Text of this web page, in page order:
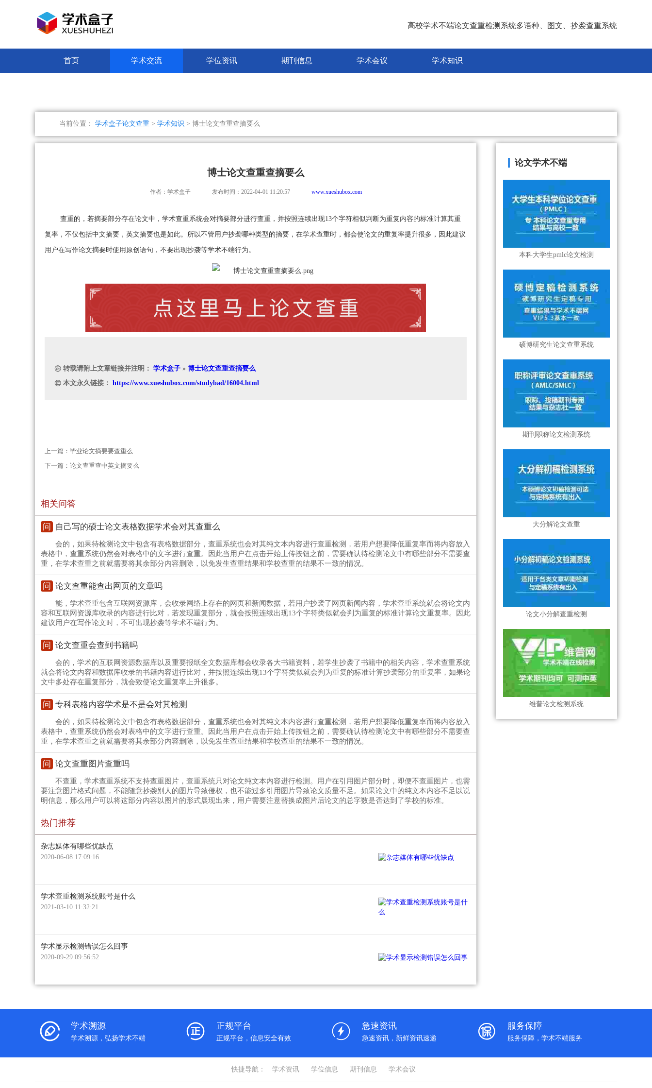
高校学术不端论文查重检测系统多语种、图文、抄袭查重系统
首页 学术交流 学位资讯 期刊信息 学术会议 学术知识
当前位置： 学术盒子论文查重 > 学术知识 > 博士论文查重查摘要么
博士论文查重查摘要么
作者：学术盒子 发布时间：2022-04-01 11:20:57 www.xueshubox.com
查重的，若摘要部分存在论文中，学术查重系统会对摘要部分进行查重，并按照连续出现13个字符相似判断为重复内容的标准计算其重
复率，不仅包括中文摘要，英文摘要也是如此。所以不管用户抄袭哪种类型的摘要，在学术查重时，都会使论文的重复率提升很多，因此建议
用户在写作论文摘要时使用原创语句，不要出现抄袭等学术不端行为。
㊣ 转载请附上文章链接并注明： 学术盒子 » 博士论文查重查摘要么
㊣ 本文永久链接： https://www.xueshubox.com/studybad/16004.html
上一篇： 毕业论文摘要要查重么
下一篇： 论文查重查中英文摘要么
相关问答
问 自己写的硕士论文表格数据学术会对其查重么
会的，如果待检测论文中包含有表格数据部分，查重系统也会对其纯文本内容进行查重检测，若用户想要降低重复率而将内容放入
表格中，查重系统仍然会对表格中的文字进行查重。因此当用户在点击开始上传按钮之前，需要确认待检测论文中有哪些部分不需要查
重，在学术查重之前就需要将其余部分内容删除，以免发生查重结果和学校查重的结果不一致的情况。
问 论文查重能查出网页的文章吗
能，学术查重包含互联网资源库，会收录网络上存在的网页和新闻数据，若用户抄袭了网页新闻内容，学术查重系统就会将论文内
容和互联网资源库收录的内容进行比对，若发现重复部分，就会按照连续出现13个字符类似就会判为重复的标准计算论文重复率。因此
建议用户在写作论文时，不可出现抄袭等学术不端行为。
问 论文查重会查到书籍吗
会的，学术的互联网资源数据库以及重要报纸全文数据库都会收录各大书籍资料，若学生抄袭了书籍中的相关内容，学术查重系统
就会将论文内容和数据库收录的书籍内容进行比对，并按照连续出现13个字符类似就会判为重复的标准计算抄袭部分的重复率，如果论
文中多处存在重复部分，就会致使论文重复率上升很多。
问 专科表格内容学术是不是会对其检测
会的，如果待检测论文中包含有表格数据部分，查重系统也会对其纯文本内容进行查重检测，若用户想要降低重复率而将内容放入
表格中，查重系统仍然会对表格中的文字进行查重。因此当用户在点击开始上传按钮之前，需要确认待检测论文中有哪些部分不需要查
重，在学术查重之前就需要将其余部分内容删除，以免发生查重结果和学校查重的结果不一致的情况。
问 论文查重图片查重吗
不查重，学术查重系统不支持查重图片，查重系统只对论文纯文本内容进行检测。用户在引用图片部分时，即便不查重图片，也需
要注意图片格式问题，不能随意抄袭别人的图片导致侵权，也不能过多引用图片导致论文质量不足。如果论文中的纯文本内容不足以说
明信息，那么用户可以将这部分内容以图片的形式展现出来，用户需要注意替换成图片后论文的总字数是否达到了学校的标准。
热门推荐
杂志媒体有哪些优缺点
2020-06-08 17:09:16
学术查重检测系统账号是什么
2021-03-10 11:32:21
学术显示检测错误怎么回事
2020-09-29 09:56:52
论文学术不端
本科大学生pmlc论文检测
硕博研究生论文查重系统
期刊职称论文检测系统
大分解论文查重
论文小分解查重检测
维普论文检测系统
学术溯源
学术溯源，弘扬学术不端
正规平台
正规平台，信息安全有效
急速资讯
急速资讯，新鲜资讯速递
服务保障
服务保障，学术不端服务
快捷导航： 学术资讯 学位信息 期刊信息 学术会议